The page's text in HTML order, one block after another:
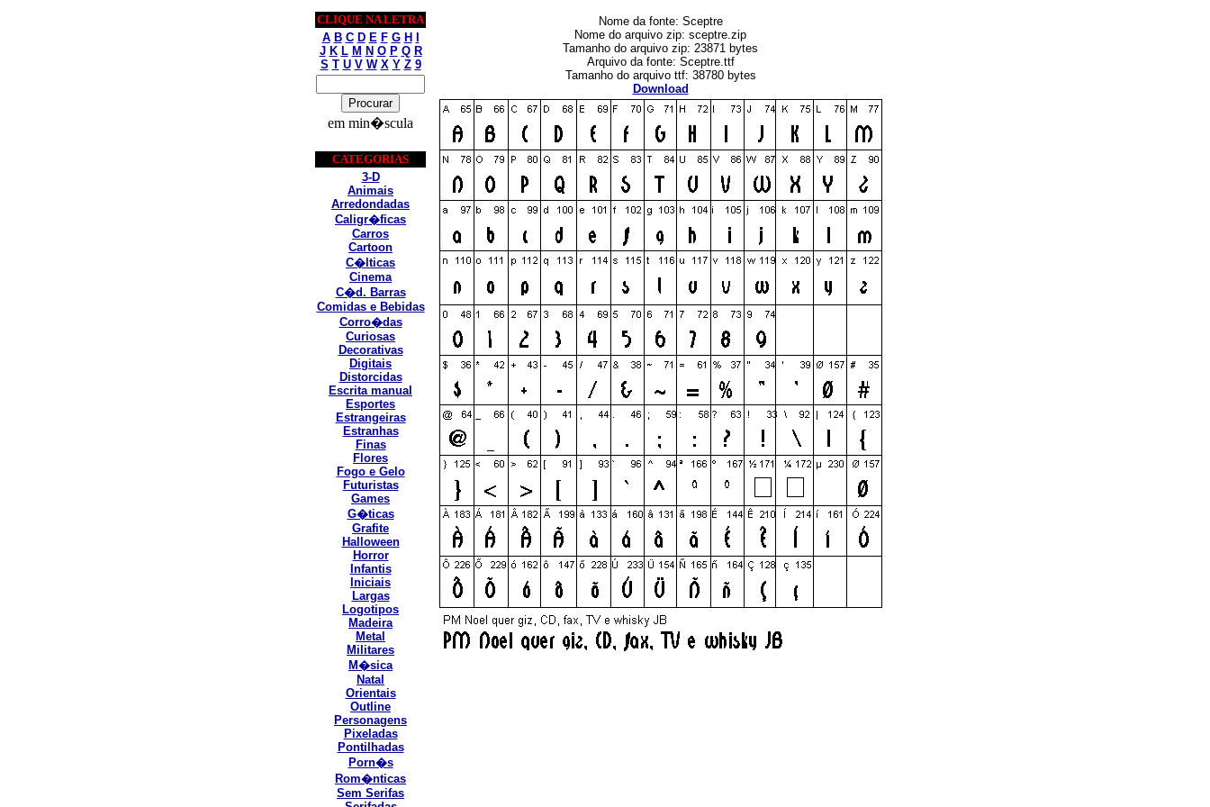
CLIQUE NA LETRA
A B C D E F G H
J K L M N O P Q R
S T U V W X Y Z 9
em min�scula
CATEGORIAS
3-D
Animais
Arredondadas
Caligr�ficas
Carros
Cartoon
C�lticas
Cinema
C�d. Barras
Comidas e Bebidas
Corro�das
Curiosas
Decorativas
Digitais
Distorcidas
Escrita manual
Esportes
Estrangeiras
Estranhas
Finas
Flores
Fogo e Gelo
Futuristas
Games
G�ticas
Grafite
Halloween
Horror
Infantis
Iniciais
Largas
Logotipos
Madeira
Metal
Militares
M�sica
Natal
Orientais
Outline
Personagens
Pixeladas
Pontilhadas
Porn�s
Rom�nticas
Sem Serifas
Nome da fonte: Sceptre
Nome do arquivo zip: sceptre.zip
Tamanho do arquivo zip: 23871 bytes
Arquivo da fonte: Sceptre.ttf
Tamanho do arquivo ttf: 38780 bytes
Download